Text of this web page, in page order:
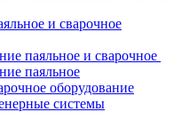
и сварочное
паяльное и сварочное
паяльное
оборудование
системы